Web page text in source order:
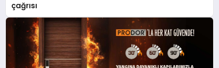
çağrısı